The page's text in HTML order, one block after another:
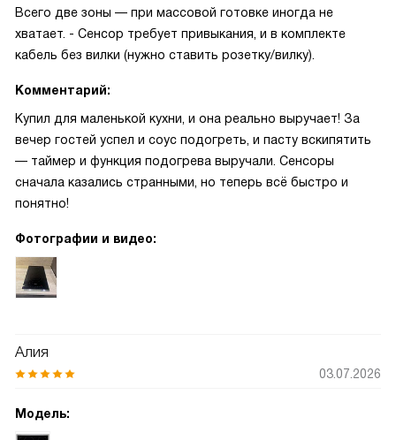
Всего две зоны — при массовой готовке иногда не
хватает. - Сенсор требует привыкания, и в комплекте
кабель без вилки (нужно ставить розетку/вилку).
Комментарий:
Купил для маленькой кухни, и она реально выручает! За
вечер гостей успел и соус подогреть, и пасту вскипятить
— таймер и функция подогрева выручали. Сенсоры
сначала казались странными, но теперь всё быстро и
понятно!
Фотографии и видео:
Алия
03.07.2026
Модель: